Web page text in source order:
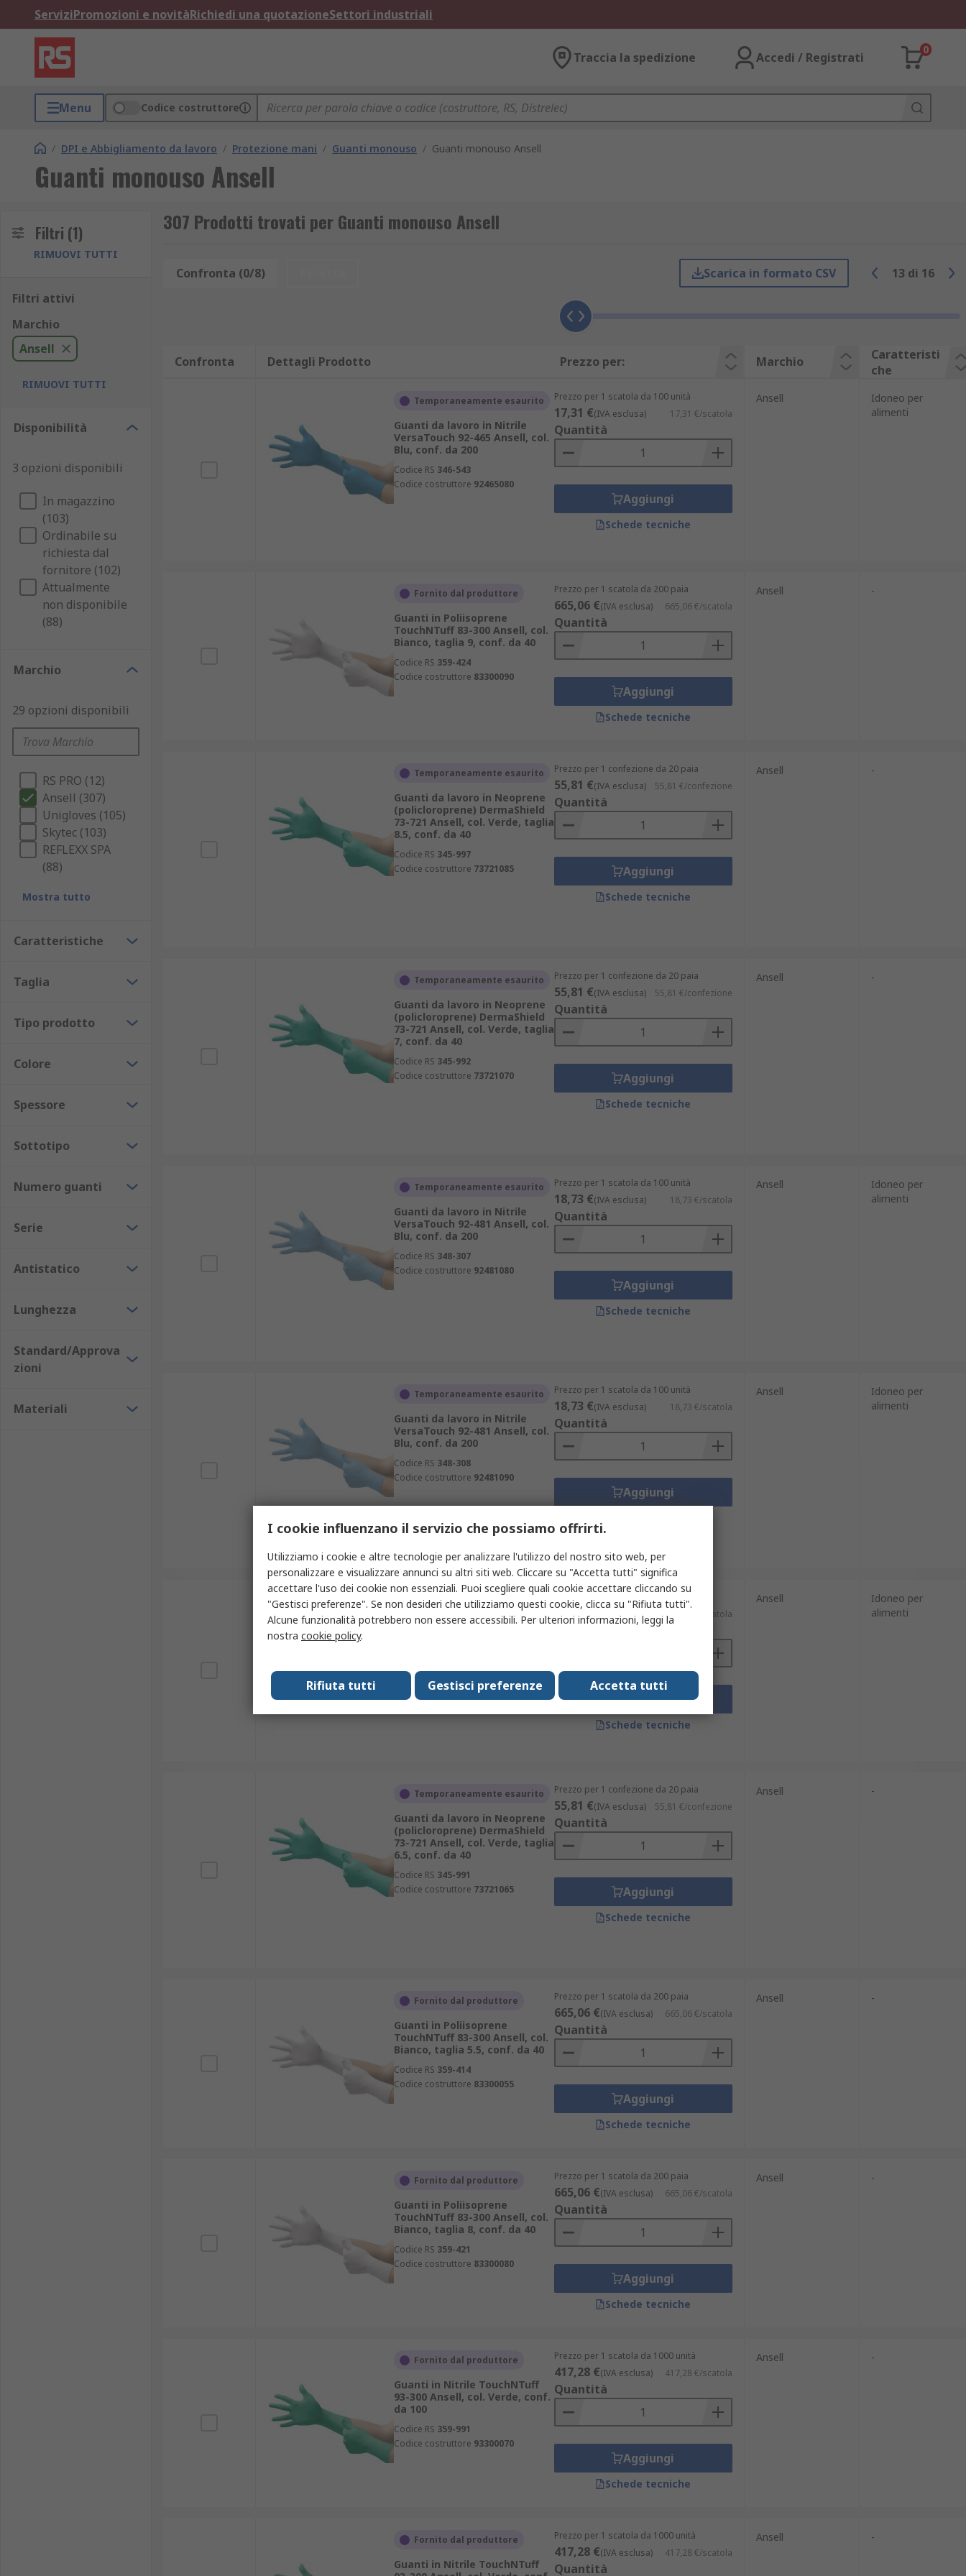
ServiziPromozioni e novitàRichiedi una quotazioneSettori industriali
Traccia la spedizione Accedi / Registrati
0
Menu Codice costruttore
/ DPI e Abbigliamento da lavoro / Protezione mani / Guanti monouso / Guanti monouso Ansell
Guanti monouso Ansell
Filtri (1)
RIMUOVI TUTTI
Filtri attivi
Marchio
Ansell
RIMUOVI TUTTI
Disponibilità
3 opzioni disponibili
In magazzino
(103)
Ordinabile su
richiesta dal
fornitore (102)
Attualmente
non disponibile
(88)
Marchio
29 opzioni disponibili
RS PRO (12)
Ansell (307)
Unigloves (105)
Skytec (103)
REFLEXX SPA
(88)
Mostra tutto
Caratteristiche
Taglia
Tipo prodotto
Colore
Spessore
Sottotipo
Numero guanti
Serie
Antistatico
Lunghezza
Standard/Approva
zioni
Materiali
307 Prodotti trovati per Guanti monouso Ansell
Confronta (0/8) Scarica in formato CSV 13 di 16
Confronta Dettagli Prodotto Prezzo per: Marchio
Caratteristi
che
Temporaneamente esaurito
Guanti da lavoro in Nitrile
VersaTouch 92-465 Ansell, col.
Blu, conf. da 200
Codice RS 346-543
Codice costruttore 92465080
Prezzo per 1 scatola da 100 unità
17,31 €(IVA esclusa) 17,31 €/scatola
Quantità
Aggiungi
Schede tecniche
Ansell
Idoneo per
alimenti
Fornito dal produttore
Guanti in Poliisoprene
TouchNTuff 83-300 Ansell, col.
Bianco, taglia 9, conf. da 40
Codice RS 359-424
Codice costruttore 83300090
Prezzo per 1 scatola da 200 paia
665,06 €(IVA esclusa) 665,06 €/scatola
Quantità
Aggiungi
Schede tecniche
Ansell -
Temporaneamente esaurito
Guanti da lavoro in Neoprene
(policloroprene) DermaShield
73-721 Ansell, col. Verde, taglia
8.5, conf. da 40
Codice RS 345-997
Codice costruttore 73721085
Prezzo per 1 confezione da 20 paia
55,81 €(IVA esclusa) 55,81 €/confezione
Quantità
Aggiungi
Schede tecniche
Ansell -
Temporaneamente esaurito
Guanti da lavoro in Neoprene
(policloroprene) DermaShield
73-721 Ansell, col. Verde, taglia
7, conf. da 40
Codice RS 345-992
Codice costruttore 73721070
Prezzo per 1 confezione da 20 paia
55,81 €(IVA esclusa) 55,81 €/confezione
Quantità
Aggiungi
Schede tecniche
Ansell -
Temporaneamente esaurito
Guanti da lavoro in Nitrile
VersaTouch 92-481 Ansell, col.
Blu, conf. da 200
Codice RS 348-307
Codice costruttore 92481080
Prezzo per 1 scatola da 100 unità
18,73 €(IVA esclusa) 18,73 €/scatola
Quantità
Aggiungi
Schede tecniche
Ansell
Idoneo per
alimenti
Temporaneamente esaurito
Guanti da lavoro in Nitrile
VersaTouch 92-481 Ansell, col.
Blu, conf. da 200
Codice RS 348-308
Codice costruttore 92481090
Prezzo per 1 scatola da 100 unità
18,73 €(IVA esclusa) 18,73 €/scatola
Quantità
Aggiungi
Ansell
Idoneo per
alimenti
Temporaneamente esaurito
Guanti da lavoro in Nitrile
Codice RS348-310
Codice costruttore 92481100
18,73 € (IVA esclusa) 18,73 €/scatola
Aggiungi
Schede tecniche
Ansell
Idoneo per
alimenti
Temporaneamente esaurito
Guanti da lavoro in Neoprene
(policloroprene) DermaShield
73-721 Ansell, col. Verde, taglia
6.5, conf. da 40
Codice RS 345-991
Codice costruttore 73721065
Prezzo per 1 confezione da 20 paia
55,81 €(IVA esclusa) 55,81 €/confezione
Quantità
Aggiungi
Schede tecniche
Ansell -
Fornito dal produttore
Guanti in Poliisoprene
TouchNTuff 83-300 Ansell, col.
Bianco, taglia 5.5, conf. da 40
Codice RS 359-414
Codice costruttore 83300055
Prezzo per 1 scatola da 200 paia
665,06 €(IVA esclusa) 665,06 €/scatola
Quantità
Aggiungi
Schede tecniche
Ansell -
Fornito dal produttore
Guanti in Poliisoprene
TouchNTuff 83-300 Ansell, col.
Bianco, taglia 8, conf. da 40
Codice RS 359-421
Codice costruttore 83300080
Prezzo per 1 scatola da 200 paia
665,06 €(IVA esclusa) 665,06 €/scatola
Quantità
Aggiungi
Schede tecniche
Ansell -
Fornito dal produttore
Guanti in Nitrile TouchNTuff
93-300 Ansell, col. Verde, conf.
da 100
Codice RS 359-991
Codice costruttore 93300070
Prezzo per 1 scatola da 1000 unità
417,28 €(IVA esclusa) 417,28 €/scatola
Quantità
Aggiungi
Schede tecniche
Ansell -
Fornito dal produttore
Guanti in Nitrile TouchNTuff
Prezzo per 1 scatola da 1000 unità
417,28 €(IVA esclusa) 417,28 €/scatola
Quantità
Ansell -
I cookie influenzano il servizio che possiamo offrirti.
Utilizziamo i cookie e altre tecnologie per analizzare l'utilizzo del nostro sito web, per
personalizzare e visualizzare annunci su altri siti web. Cliccare su "Accetta tutti" significa
accettare l'uso dei cookie non essenziali. Puoi scegliere quali cookie accettare cliccando su
"Gestisci preferenze". Se non desideri che utilizziamo questi cookie, clicca su "Rifiuta tutti".
Alcune funzionalità potrebbero non essere accessibili. Per ulteriori informazioni, leggi la
nostra cookie policy.
Accetta tutti
Gestisci preferenze
Rifiuta tutti